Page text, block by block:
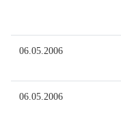
06.05.2006
06.05.2006